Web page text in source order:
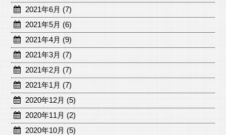
2021年6月 (7)
2021年5月 (6)
2021年4月 (9)
2021年3月 (7)
2021年2月 (7)
2021年1月 (7)
2020年12月 (5)
2020年11月 (2)
2020年10月 (5)